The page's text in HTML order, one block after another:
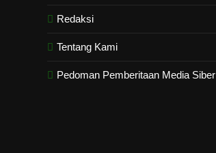
Redaksi
Tentang Kami
Pedoman Pemberitaan Media Siber